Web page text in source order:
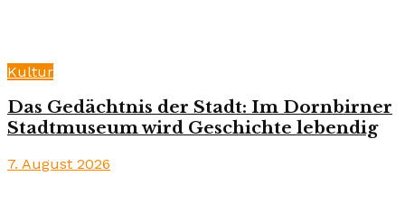
Kultur
Das Gedächtnis der Stadt: Im Dornbirner
Stadtmuseum wird Geschichte lebendig
7. August 2026